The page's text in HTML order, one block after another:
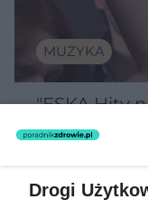
MUZYKA
"ESKA Hity
która
Drogi